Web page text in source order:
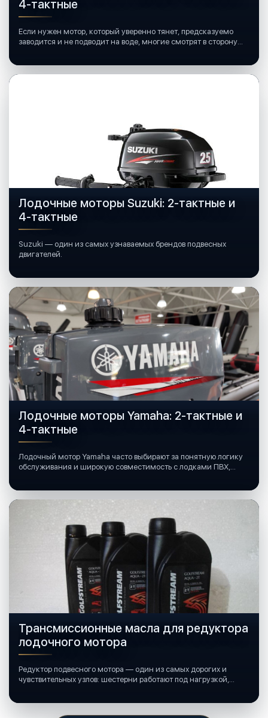
4-тактные
Если нужен мотор, который уверенно тянет, предсказуемо
заводится и не подводит на воде, многие смотрят в сторону
Лодочные моторы Suzuki: 2-тактные и
4-тактные
Suzuki — один из самых узнаваемых брендов подвесных
двигателей.
Лодочные моторы Yamaha: 2-тактные и
4-тактные
Лодочный мотор Yamaha часто выбирают за понятную логику
обслуживания и широкую совместимость с лодками ПВХ,
Трансмиссионные масла для редуктора
лодочного мотора
Редуктор подвесного мотора — один из самых дорогих и
чувствительных узлов: шестерни работают под нагрузкой,